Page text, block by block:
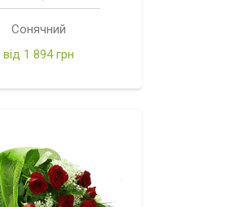
Сонячний
від 1 894 грн